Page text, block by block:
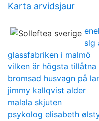
Karta arvidsjaur
slg
glassfabriken i malmö
vilken är högsta
bromsad husvagn på
jimmy kallqvist alder
malala skjuten
psykolog elisabeth